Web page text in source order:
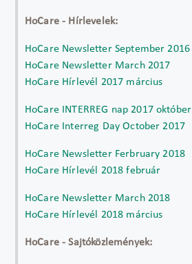
HoCare - Hírlevelek:
HoCare Newsletter September 2016
HoCare Newsletter March 2017
HoCare Hírlevél 2017 március
HoCare INTERREG nap 2017 október
HoCare Interreg Day October 2017
HoCare Newsletter Ferbruary 2018
HoCare Hírlevél 2018 február
HoCare Newsletter March 2018
HoCare Hírlevél 2018 március
HoCare - Sajtóközlemények: